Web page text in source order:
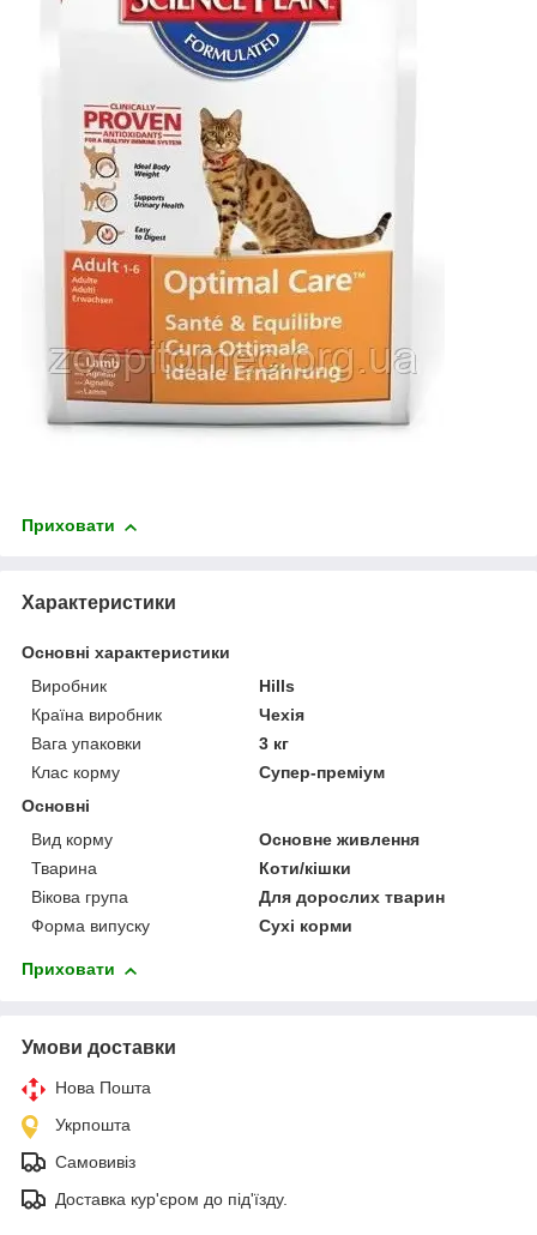
Приховати
Характеристики
Основні характеристики
Виробник
Hills
Країна виробник
Чехія
Вага упаковки
3 кг
Клас корму
Супер-преміум
Основні
Вид корму
Основне живлення
Тварина
Коти/кішки
Вікова група
Для дорослих тварин
Форма випуску
Сухі корми
Приховати
Умови доставки
Нова Пошта
Укрпошта
Самовивіз
Доставка кур'єром до під'їзду.